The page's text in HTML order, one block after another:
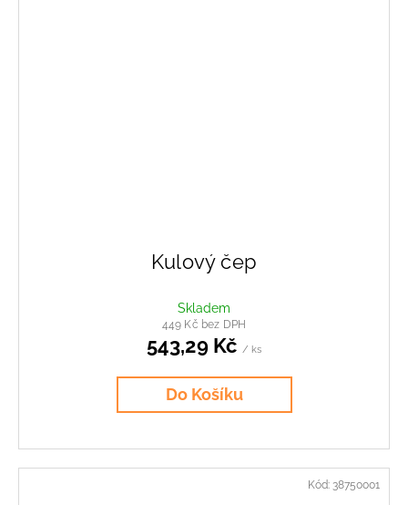
Kulový čep
Skladem
449 Kč bez DPH
543,29 Kč / ks
Do Košíku
Kód: 38750001